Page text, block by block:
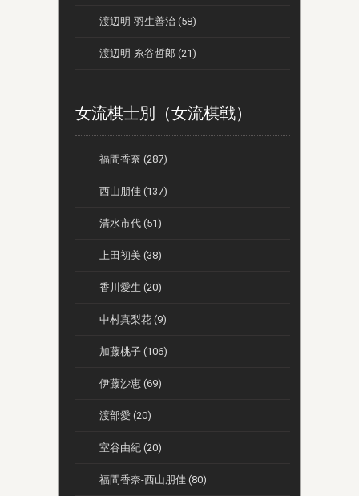
渡辺明-羽生善治 (58)
渡辺明-糸谷哲郎 (21)
女流棋士別（女流棋戦）
福間香奈 (287)
西山朋佳 (137)
清水市代 (51)
上田初美 (38)
香川愛生 (20)
中村真梨花 (9)
加藤桃子 (106)
伊藤沙恵 (69)
渡部愛 (20)
室谷由紀 (20)
福間香奈-西山朋佳 (80)